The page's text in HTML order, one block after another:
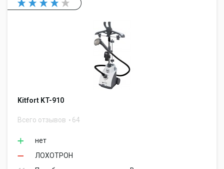
Kitfort KT-910
Всего отзывов 64
нет
ЛОХОТРОН